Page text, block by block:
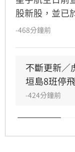
股新股，並已
月18日生效。
面，總額的
10%，另
細的認股基
告，投資市
務規劃，並詳
-468分鐘前
不斷更新／
垣島8班停飛
-424分鐘前